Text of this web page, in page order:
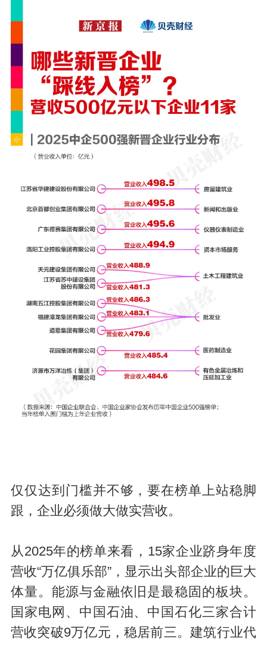
仅仅达到门槛并不够，要在榜单上站稳脚
跟，企业必须做大做实营收。
从2025年的榜单来看，15家企业跻身年度
营收“万亿俱乐部”，显示出头部企业的巨大
体量。能源与金融依旧是最稳固的板块。
国家电网、中国石油、中国石化三家合计
营收突破9万亿元，稳居前三。建筑行业代